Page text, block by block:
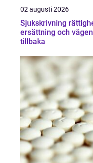
02 augusti 2026
Sjukskrivning rättigheter,
ersättning och vägen
tillbaka